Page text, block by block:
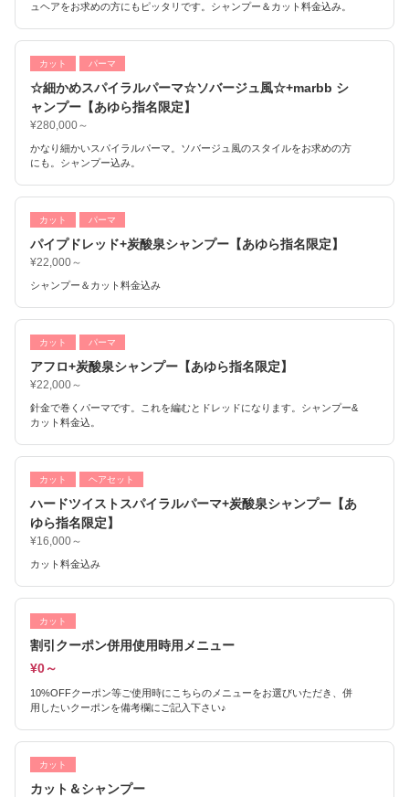
ュヘアをお求めの方にもピッタリです。シャンプー＆カット料金込み。
カット パーマ
☆細かめスパイラルパーマ☆ソバージュ風☆+marbb シ
ャンプー【あゆら指名限定】
¥280,000～
かなり細かいスパイラルパーマ。ソバージュ風のスタイルをお求めの方
にも。シャンプー込み。
カット パーマ
パイプドレッド+炭酸泉シャンプー【あゆら指名限定】
¥22,000～
シャンプー＆カット料金込み
カット パーマ
アフロ+炭酸泉シャンプー【あゆら指名限定】
¥22,000～
針金で巻くパーマです。これを編むとドレッドになります。シャンプー&
カット料金込。
カット ヘアセット
ハードツイストスパイラルパーマ+炭酸泉シャンプー【あ
ゆら指名限定】
¥16,000～
カット料金込み
カット
割引クーポン併用使用時用メニュー
¥0～
10%OFFクーポン等ご使用時にこちらのメニューをお選びいただき、併
用したいクーポンを備考欄にご記入下さい♪
カット
カット＆シャンプー